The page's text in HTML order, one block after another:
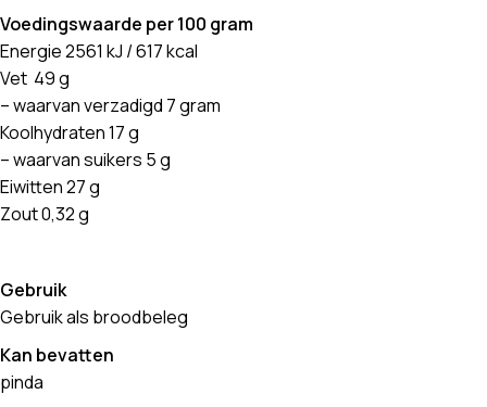
Voedingswaarde per 100 gram
Energie 2561 kJ / 617 kcal
Vet 49 g
– waarvan verzadigd 7 gram
Koolhydraten 17 g
– waarvan suikers 5 g
Eiwitten 27 g
Zout 0,32 g
Gebruik
Gebruik als broodbeleg
Kan bevatten
pinda